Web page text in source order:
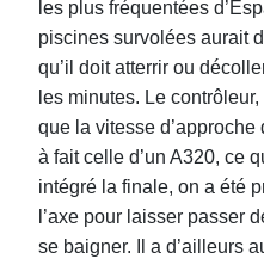
les plus fréquentées
piscines survolées aurait
qu’il doit atterrir ou
les minutes. Le
que la vitesse d’approche
à fait celle d’un A320, ce
intégré la finale, on a été
l’axe pour laisser passer
se baigner. Il a d’ailleurs